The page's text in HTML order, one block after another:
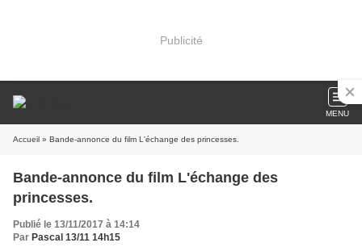
Publicité
MENU
Accueil » Bande-annonce du film L'échange des princesses.
Bande-annonce du film L'échange des
princesses.
Publié le 13/11/2017 à 14:14
Par Pascal 13/11 14h15